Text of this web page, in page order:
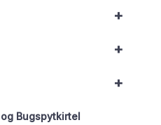
+
+
+
Bugspytkirtel